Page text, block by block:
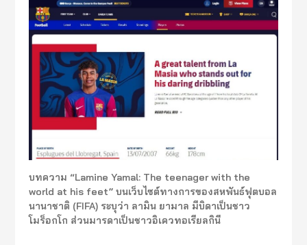
บทความ “Lamine Yamal: The teenager with the
world at his feet” บนเว็บไซต์ทางการของสหพันธ์ฟุตบอล
นานาชาติ (FIFA) ระบุว่า ลามิน ยามาล มีบิดาเป็นชาว
โมร็อกโก ส่วนมารดาเป็นชาวอิเควทอเรียลกินี